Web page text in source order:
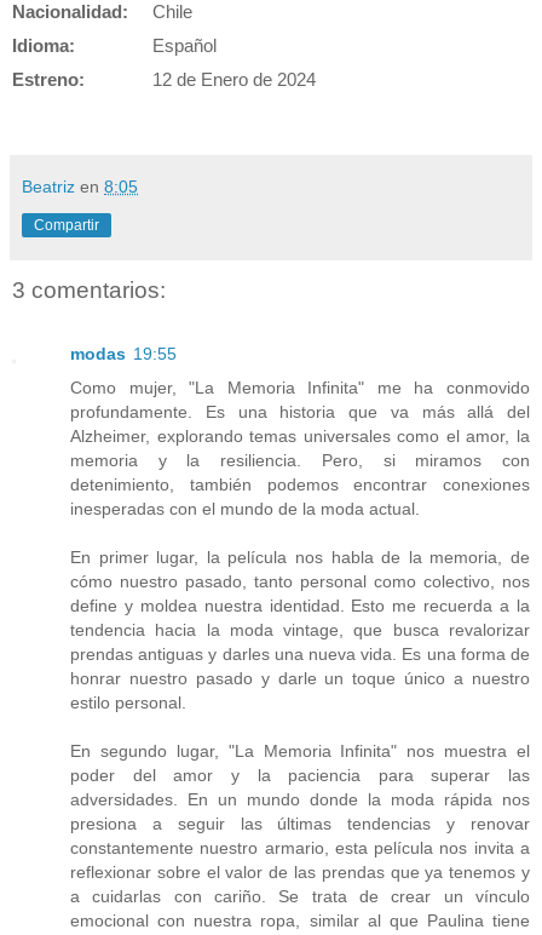
Nacionalidad:
Chile
Idioma:
Español
Estreno:
12 de Enero de 2024
Beatriz en 8:05
Compartir
3 comentarios:
modas 19:55
Como mujer, "La Memoria Infinita" me ha conmovido
profundamente. Es una historia que va más allá del
Alzheimer, explorando temas universales como el amor, la
memoria y la resiliencia. Pero, si miramos con
detenimiento, también podemos encontrar conexiones
inesperadas con el mundo de la moda actual.
En primer lugar, la película nos habla de la memoria, de
cómo nuestro pasado, tanto personal como colectivo, nos
define y moldea nuestra identidad. Esto me recuerda a la
tendencia hacia la moda vintage, que busca revalorizar
prendas antiguas y darles una nueva vida. Es una forma de
honrar nuestro pasado y darle un toque único a nuestro
estilo personal.
En segundo lugar, "La Memoria Infinita" nos muestra el
poder del amor y la paciencia para superar las
adversidades. En un mundo donde la moda rápida nos
presiona a seguir las últimas tendencias y renovar
constantemente nuestro armario, esta película nos invita a
reflexionar sobre el valor de las prendas que ya tenemos y
a cuidarlas con cariño. Se trata de crear un vínculo
emocional con nuestra ropa, similar al que Paulina tiene